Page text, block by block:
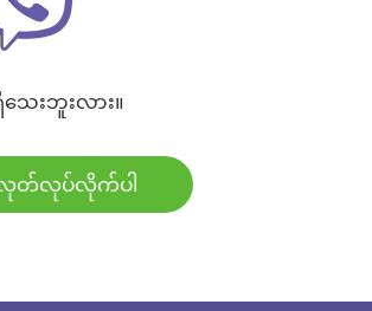
သေးဘူးလား။
လုတ်လုပ်လိုက်ပါ